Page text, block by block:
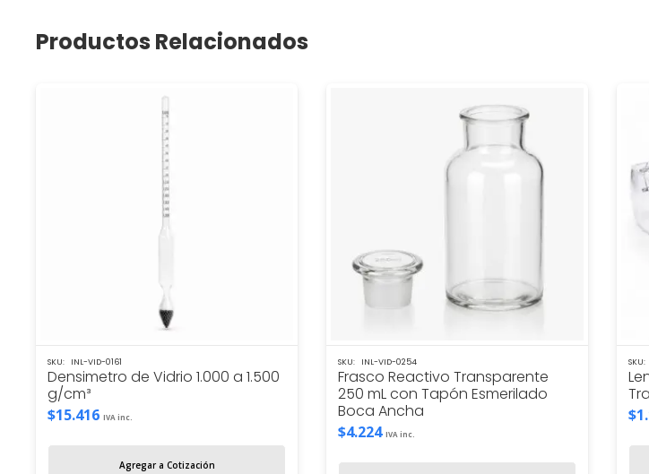
Productos Relacionados
SKU: INL-VID-0161
Densimetro de Vidrio 1.000 a 1.500
g/cm³
$15.416 IVA inc.
Agregar a Cotización
SKU: INL-VID-0254
Frasco Reactivo Transparente
250 mL con Tapón Esmerilado
Boca Ancha
$4.224 IVA inc.
SKU:
$